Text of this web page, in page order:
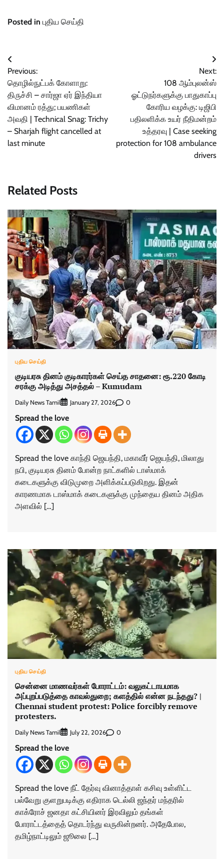
Posted in புதிய செய்தி
Post
navigation
Previous:
தொழில்நுட்பக் கோளாறு:
திருச்சி – சார்ஜா ஏர் இந்தியா
விமானம் ரத்து; பயணிகள்
அவதி | Technical Snag: Trichy
– Sharjah flight cancelled at
last minute
Next:
108 ஆம்புலன்ஸ்
ஓட்டுநர்களுக்கு பாதுகாப்பு
கோரிய வழக்கு: டிஜிபி
பதிலளிக்க உயர் நீதிமன்றம்
உத்தரவு | Case seeking
protection for 108 ambulance
drivers
Related Posts
புதிய செய்தி
குடியரசு தினம் குடிகாரர்கள் செய்த சாதனை: ரூ.220 கோடி
சரக்கு அடித்து அசத்தல் – Kumudam
Daily News Tamil January 27, 2026 0
Spread the love
Spread the love காந்தி ஜெயந்தி, மகாவீர் ஜெயந்தி, மிலாது
நபி, குடியரசு தினம் போன்ற நாட்களில் டாஸ்மாக்
கடைகளுக்கு விடுமுறை அளிக்கப்படுகிறது. இதன்
காரணமாக டாஸ்மாக் கடைகளுக்கு முந்தைய தினம் அதிக
அளவில் […]
புதிய செய்தி
சென்னை மாணவர்கள் போராட்டம்: வலுகட்டாயமாக
அப்புறப்படுத்தை காவல்துறை; களத்தில் என்ன நடந்தது? |
Chennai student protest: Police forcibly remove
protesters.
Daily News Tamil July 22, 2026 0
Spread the love
Spread the love நீட் தேர்வு வினாத்தாள் கசிவு உள்ளிட்ட
பல்வேறு குளறுபடிக்கு எதிராக டெல்லி ஜந்தர் மந்தரில்
காக்ரோச் ஜனதா கட்சியினர் இரவிலும் தங்கள்
போராட்டத்தைத் தொடர்ந்து வருகின்றனர். அதேபோல,
தமிழ்நாட்டிலும் ஜூலை […]